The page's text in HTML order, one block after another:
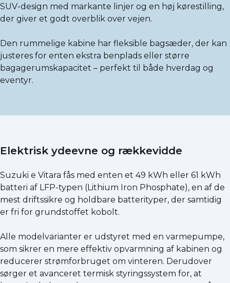
SUV-design med markante linjer og en høj kørestilling,
der giver et godt overblik over vejen.
Den rummelige kabine har fleksible bagsæder, der kan
justeres for enten ekstra benplads eller større
bagagerumskapacitet – perfekt til både hverdag og
eventyr.
Elektrisk ydeevne og rækkevidde
Suzuki e Vitara fås med enten et 49 kWh eller 61 kWh
batteri af LFP-typen (Lithium Iron Phosphate), en af de
mest driftssikre og holdbare batterityper, der samtidig
er fri for grundstoffet kobolt.
Alle modelvarianter er udstyret med en varmepumpe,
som sikrer en mere effektiv opvarmning af kabinen og
reducerer strømforbruget om vinteren. Derudover
sørger et avanceret termisk styringssystem for, at